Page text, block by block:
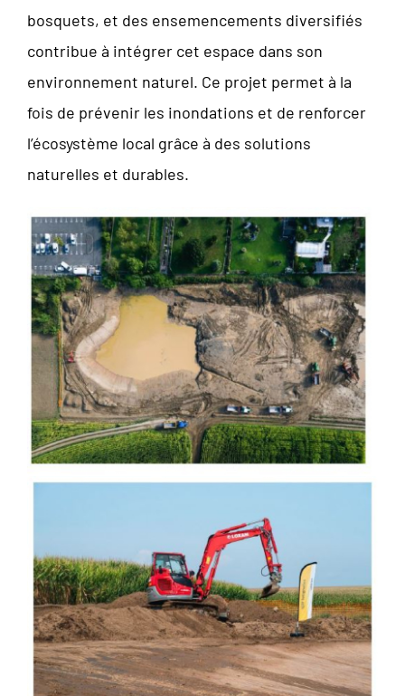
bosquets, et des ensemencements diversifiés
contribue à intégrer cet espace dans son
environnement naturel. Ce projet permet à la
fois de prévenir les inondations et de renforcer
l’écosystème local grâce à des solutions
naturelles et durables.